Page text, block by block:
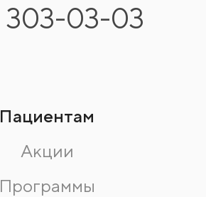
303-03-03
Пациентам
Акции
Программы